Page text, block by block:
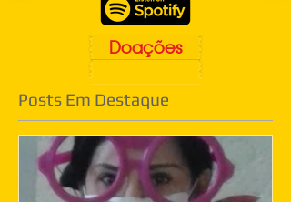
Doações
Posts Em Destaque